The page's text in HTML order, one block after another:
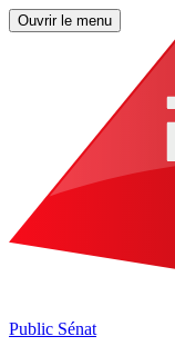
Ouvrir le menu
Public Sénat